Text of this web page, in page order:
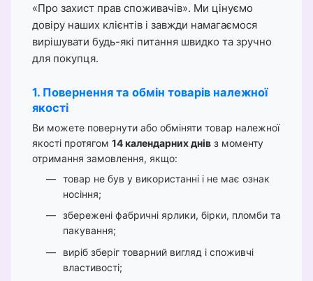
«Про захист прав споживачів». Ми цінуємо
довіру наших клієнтів і завжди намагаємося
вирішувати будь-які питання швидко та зручно
для покупця.
1. Повернення та обмін товарів належної
якості
Ви можете повернути або обміняти товар належної
якості протягом 14 календарних днів з моменту
отримання замовлення, якщо:
товар не був у використанні і не має ознак
носіння;
збережені фабричні ярлики, бірки, пломби та
пакування;
виріб зберіг товарний вигляд і споживчі
властивості;